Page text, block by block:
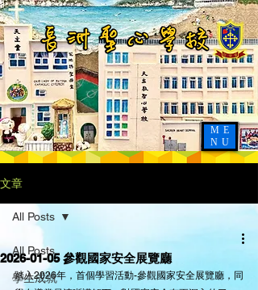
ME
NU
文章
All Posts
學生成就
All Posts
2026-01-05 參觀國家安全展覽廳
踏入2026年，首個學習活動-參觀國家安全展覽廳，同